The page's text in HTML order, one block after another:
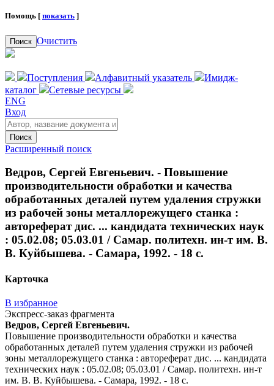
Помощь [ показать ]
Поиск Очистить
Поступления Алфавитный указатель
Имидж-
каталог
Сетевые ресурсы
ENG
Вход
Поиск
Расширенный поиск
Ведров, Сергей Евгеньевич. - Повышение
производительности обработки и качества
обработанных деталей путем удаления стружки
из рабочей зоны металлорежущего станка :
автореферат дис. ... кандидата технических наук
: 05.02.08; 05.03.01 / Самар. политехн. ин-т им. В.
В. Куйбышева. - Самара, 1992. - 18 с.
Карточка
В избранное
Экспресс-заказ фрагмента
Ведров, Сергей Евгеньевич.
Повышение производительности обработки и качества
обработанных деталей путем удаления стружки из рабочей
зоны металлорежущего станка : автореферат дис. ... кандидата
технических наук : 05.02.08; 05.03.01 / Самар. политехн. ин-т
им. В. В. Куйбышева. - Самара, 1992. - 18 с.